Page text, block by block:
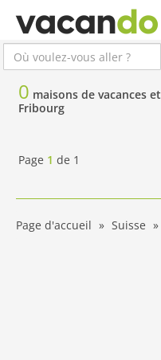
0 maisons de vacances
Fribourg
Page 1 de 1
Page d'accueil Suisse